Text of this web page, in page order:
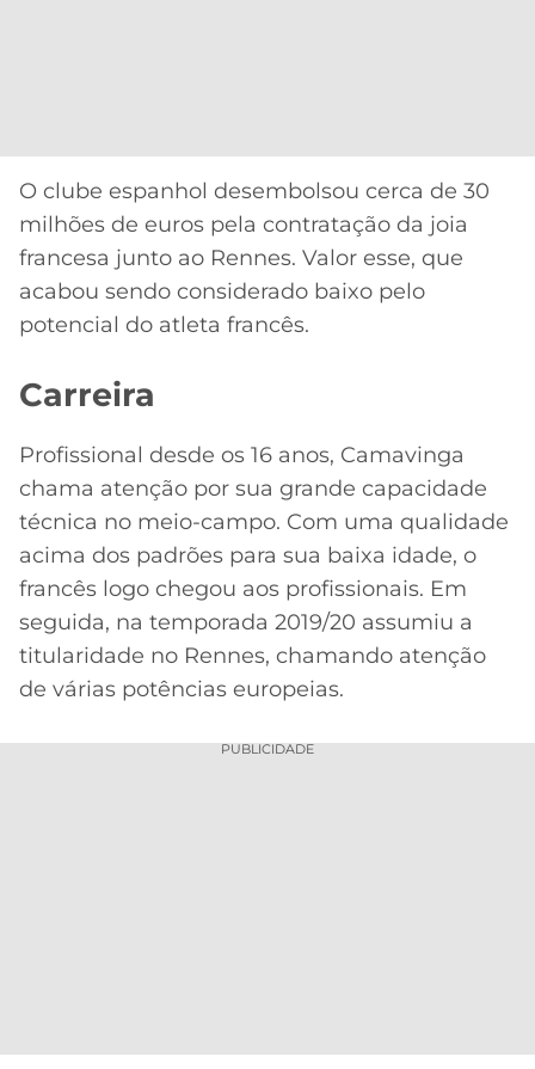
MELHORES
CASSINOS
ONLINE
2026
INTERNACIONAL
GRÊMIO
ATLÉTICO
DOS
CAMPEÕES
LALIGA
O clube espanhol desembolsou cerca de 30
milhões de euros pela contratação da joia
francesa junto ao Rennes. Valor esse, que
acabou sendo considerado baixo pelo
potencial do atleta francês.
Carreira
Profissional desde os 16 anos, Camavinga
chama atenção por sua grande capacidade
técnica no meio-campo. Com uma qualidade
acima dos padrões para sua baixa idade, o
francês logo chegou aos profissionais. Em
seguida, na temporada 2019/20 assumiu a
titularidade no Rennes, chamando atenção
de várias potências europeias.
PUBLICIDADE